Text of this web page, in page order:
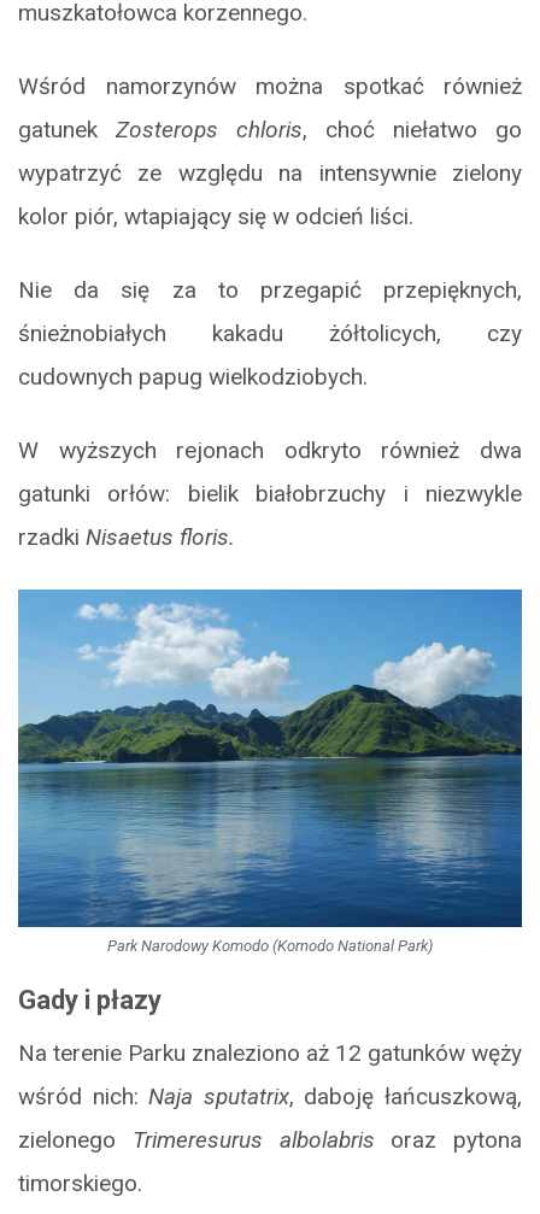
muszkatołowca korzennego.
Wśród namorzynów można spotkać również
gatunek Zosterops chloris, choć niełatwo go
wypatrzyć ze względu na intensywnie zielony
kolor piór, wtapiający się w odcień liści.
Nie da się za to przegapić przepięknych,
śnieżnobiałych kakadu żółtolicych, czy
cudownych papug wielkodziobych.
W wyższych rejonach odkryto również dwa
gatunki orłów: bielik białobrzuchy i niezwykle
rzadki Nisaetus floris.
Park Narodowy Komodo (Komodo National Park)
Gady i płazy
Na terenie Parku znaleziono aż 12 gatunków węży
wśród nich:Naja sputatrix, daboję łańcuszkową,
zielonego Trimeresurus albolabris oraz pytona
timorskiego.